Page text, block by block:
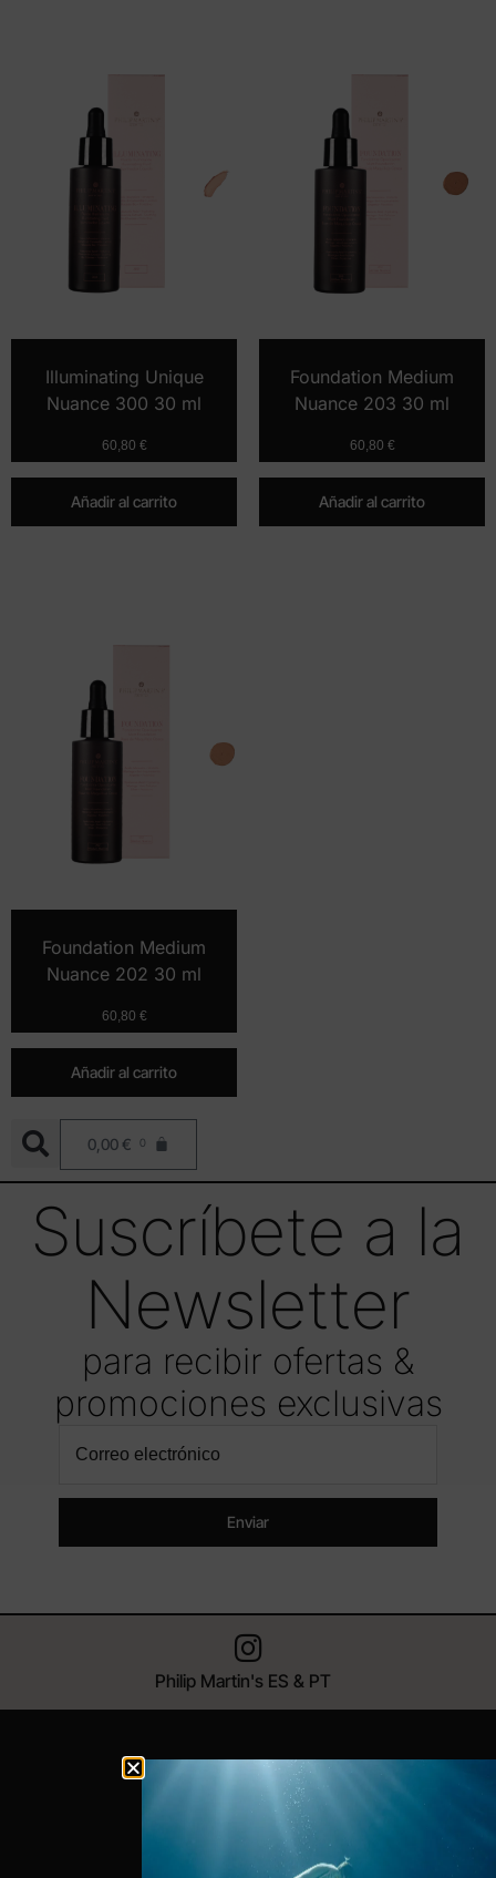
Illuminating Unique
Nuance 300 30 ml
60,80 €
Añadir al carrito
Foundation Medium
Nuance 203 30 ml
60,80 €
Añadir al carrito
Foundation Medium
Nuance 202 30 ml
60,80 €
Añadir al carrito
0,00 € 0
Suscríbete a la
Newsletter
para recibir ofertas &
promociones exclusivas
Enviar
Philip Martin's ES & PT